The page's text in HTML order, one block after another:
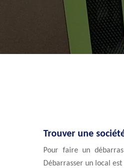
Trouver une
Pour faire un
Débarrasser un local